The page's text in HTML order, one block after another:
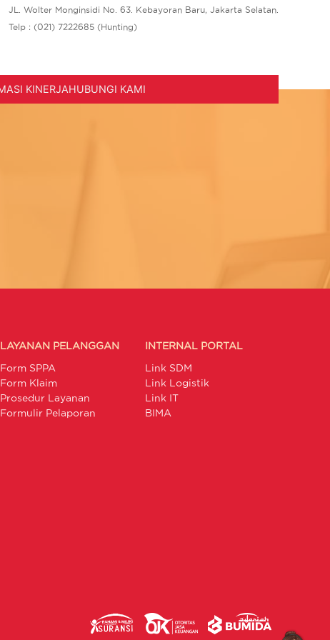
JL. Wolter Monginsidi No. 63. Kebayoran Baru, Jakarta Selatan.
Telp : (021) 7222685 (Hunting)
KINERJAHUBUNGI KAMI
LAYANAN PELANGGAN
Form SPPA
Form Klaim
Prosedur Layanan
Formulir Pelaporan
INTERNAL PORTAL
Link SDM
Link Logistik
Link IT
BIMA